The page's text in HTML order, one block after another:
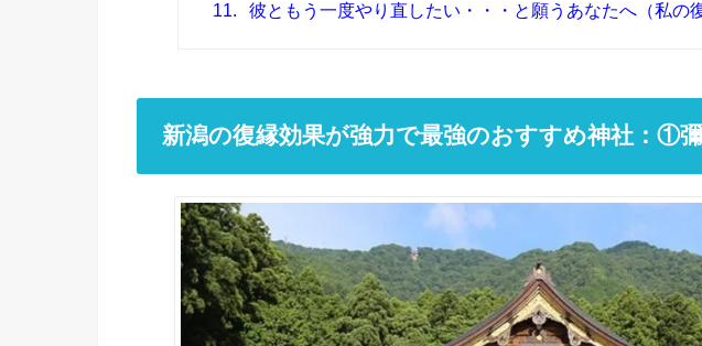
11. 彼ともう一度やり直したい・・・と願うあなたへ（私の
新潟の復縁効果が強力で最強のおすすめ神社：①